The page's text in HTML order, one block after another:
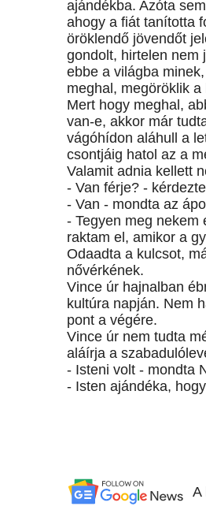
ajándékba. Azóta
ahogy a fiát tanította
öröklendő jövendőt
gondolt, hirtelen nem
ebbe a világba
meghal, megöröklik
Mert hogy meghal,
van-e, akkor már
vágóhídon aláhull a
csontjáig hatol az a
Valamit adnia kellett
- Van férje? -
- Van - mondta az
- Tegyen meg
raktam el, amikor a
Odaadta a kulcsot,
nővérkének.
Vince úr hajnalban
kultúra napján. Nem
pont a végére.
Vince úr nem tudta
aláírja a
- Isteni volt - mondta
- Isten ajándéka,
A